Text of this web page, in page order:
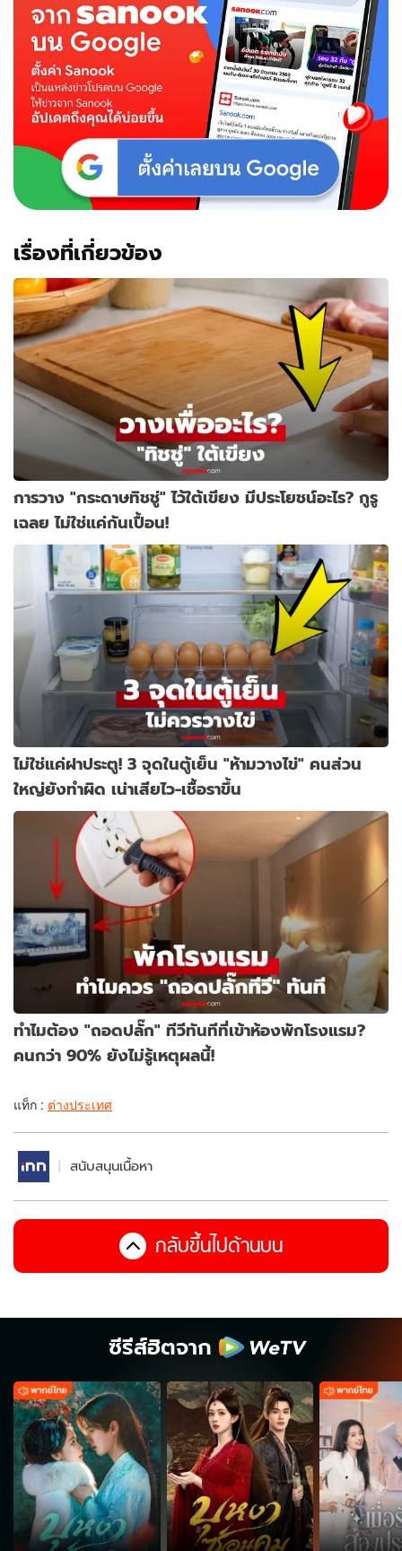
เรื่องที่เกี่ยวข้อง
การวาง "กระดาษทิชชู่" ไว้ใต้เขียง มีประโยชน์อะไร? กูรู
เฉลย ไม่ใช่แค่กันเปื้อน!
ไม่ใช่แค่ฝาประตู! 3 จุดในตู้เย็น "ห้ามวางไข่" คนส่วน
ใหญ่ยังทำผิด เน่าเสียไว-เชื้อราขึ้น
ทำไมต้อง "ถอดปลั๊ก" ทีวีทันทีที่เข้าห้องพักโรงแรม?
คนกว่า 90% ยังไม่รู้เหตุผลนี้!
แท็ก : ต่างประเทศ
สนับสนุนเนื้อหา
กลับขึ้นไปด้านบน
ซีรีส์ฮิตจาก